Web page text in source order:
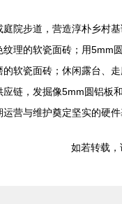
院步道，营造淳朴乡村
理的软瓷面砖；用5mm
软瓷面砖；休闲露台、
链，发掘像5mm圆铝板
营与维护奠定坚实的硬
如若转载